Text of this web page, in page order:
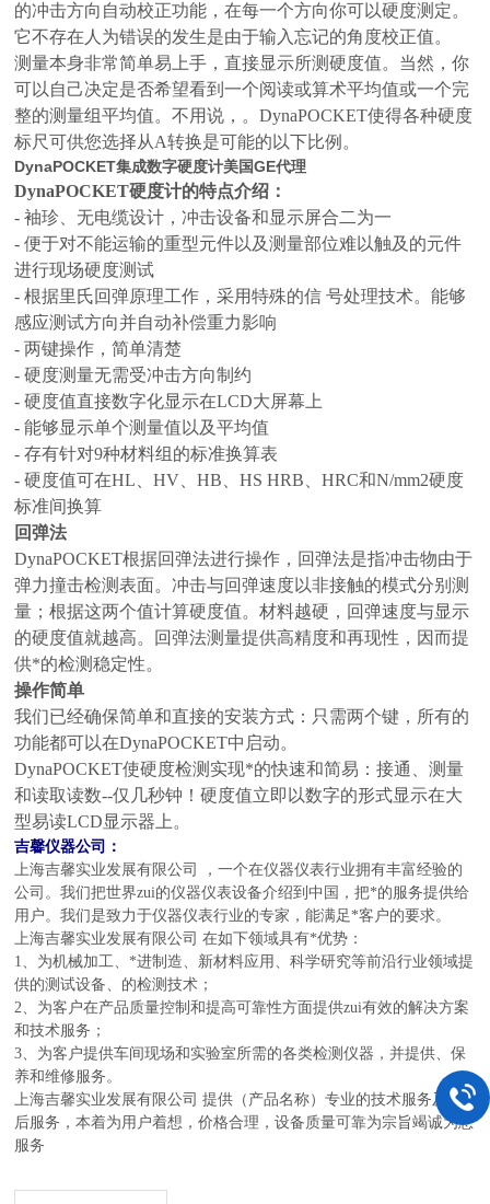
的冲击方向自动校正功能，在每一个方向你可以硬度测定。
它不存在人为错误的发生是由于输入忘记的角度校正值。
测量本身非常简单易上手，直接显示所测硬度值。当然，你
可以自己决定是否希望看到一个阅读或算术平均值或一个完
整的测量组平均值。不用说，。DynaPOCKET使得各种硬度
标尺可供您选择从A转换是可能的以下比例 。
DynaPOCKET集成数字硬度计美国GE代理
DynaPOCKET硬度计的特点介绍：
- 袖珍、无电缆设计，冲击设备和显示屏合二为一
- 便于对不能运输的重型元件以及测量部位难以触及的元件
进行现场硬度测试
- 根据里氏回弹原理工作，采用特殊的信 号处理技术。能够
感应测试方向并自动补偿重力影响
- 两键操作，简单清楚
- 硬度测量无需受冲击方向制约
- 硬度值直接数字化显示在LCD大屏幕上
- 能够显示单个测量值以及平均值
- 存有针对9种材料组的标准换算表
- 硬度值可在HL、HV、HB、HS HRB、HRC和N/mm2硬度
标准间换算
回弹法
DynaPOCKET根据回弹法进行操作，回弹法是指冲击物由于
弹力撞击检测表面。冲击与回弹速度以非接触的模式分别测
量；根据这两个值计算硬度值。材料越硬，回弹速度与显示
的硬度值就越高。回弹法测量提供高精度和再现性，因而提
供*的检测稳定性。
操作简单
我们已经确保简单和直接的安装方式：只需两个键，所有的
功能都可以在DynaPOCKET中启动。
DynaPOCKET使硬度检测实现*的快速和简易：接通、测量
和读取读数--仅几秒钟！硬度值立即以数字的形式显示在大
型易读LCD显示器上。
吉馨仪器公司：
上海吉馨实业发展有限公司
，一个在仪器仪表行业拥有丰富经验的
公司。我们把世界zui的仪器仪表设备介绍到中国，把*的服务提供给
用户。我们是致力于仪器仪表行业的专家，能满足*客户的要求。
上海吉馨实业发展有限公司在如下领域具有*优势：
1、为机械加工、*进制造、新材料应用、科学研究等前沿行业领域提
供的测试设备、的检测技术；
2、为客户在产品质量控制和提高可靠性方面提供zui有效的解决方案
和技术服务；
3、为客户提供车间现场和 实验室所需的各类检测仪器，并提供、保
养和维修服务。
上海吉馨实业发展有限公司提供 （产品名称）专业的技术服务及售
后服务，本着为用户着想，价格合理，设备质量可靠为宗旨竭诚为您
服务